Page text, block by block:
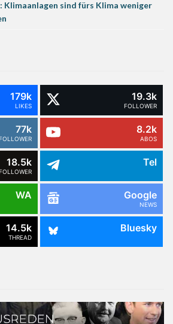
Klimaanlagen sind fürs Klima weniger
179k
LIKES
19.3k
FOLLOWER
77k
FOLLOWER
8.2k
ABOS
18.5k Tel
WA Google
NEWS
14.5k
THREAD
Bluesky